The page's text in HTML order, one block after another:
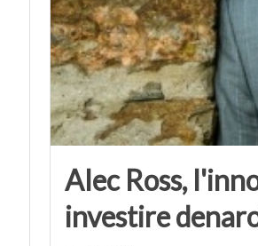
Alec Ross,
investire